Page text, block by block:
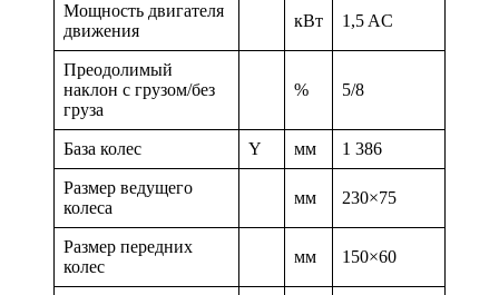
Мощность двигателя
движения
кВт 1,5 AC
Преодолимый
наклон с грузом/без
груза
% 5/8
База колес Y мм 1 386
Размер ведущего
колеса
мм 230×75
Размер передних
колес
мм 150×60